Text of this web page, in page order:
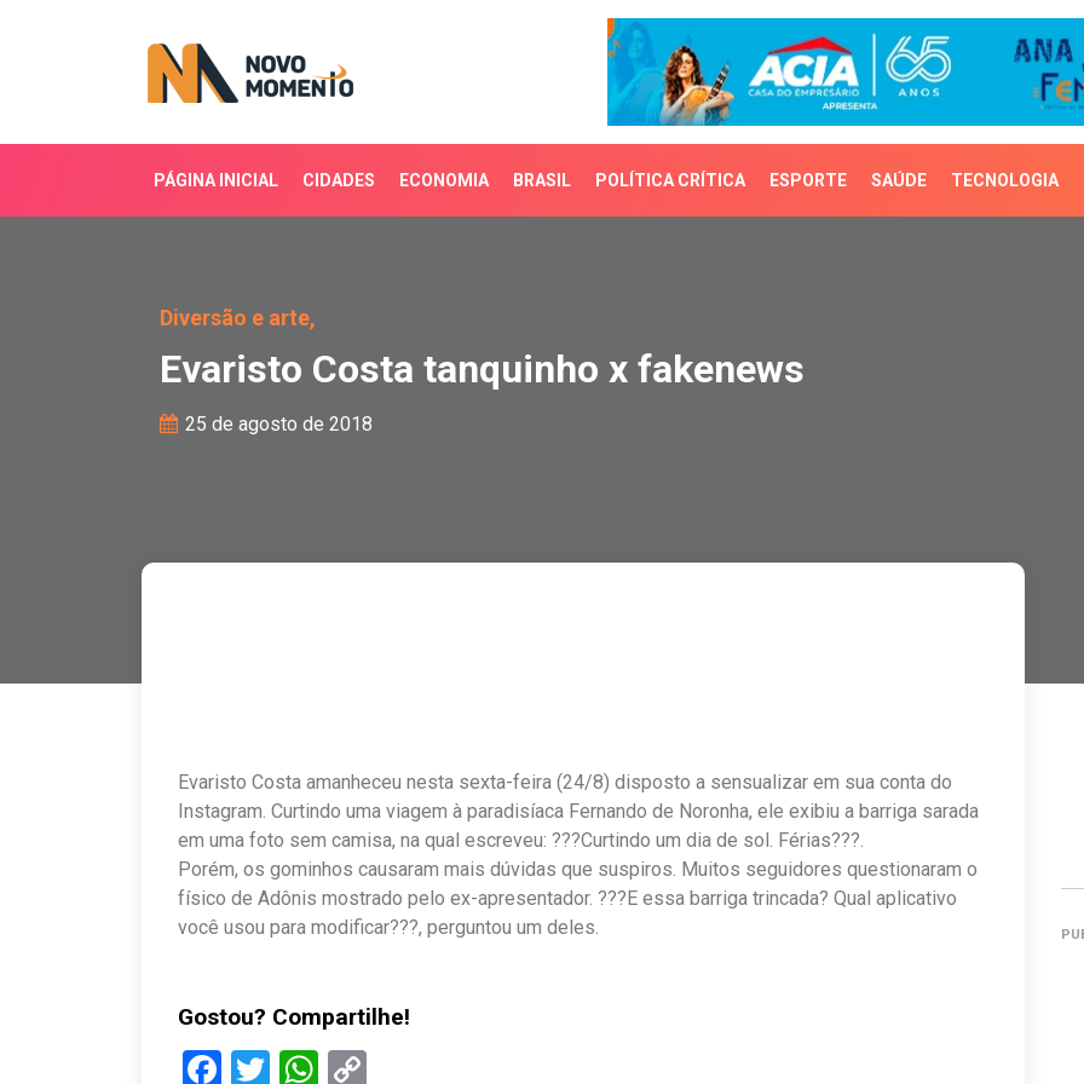
PÁGINA INICIAL CIDADES ECONOMIA BRASIL POLÍTICA CRÍTICA ESPORTE SAÚDE TECNOLOGIA
Diversão e arte,
Evaristo Costa tanquinho x fakenews
25 de agosto de 2018
Evaristo Costa amanheceu nesta sexta-feira (24/8) disposto a sensualizar em sua conta do
Instagram. Curtindo uma viagem à paradisíaca Fernando de Noronha, ele exibiu a barriga sarada
em uma foto sem camisa, na qual escreveu: ???Curtindo um dia de sol. Férias???.
Porém, os gominhos causaram mais dúvidas que suspiros. Muitos seguidores questionaram o
físico de Adônis mostrado pelo ex-apresentador. ???E essa barriga trincada? Qual aplicativo
você usou para modificar???, perguntou um deles.
Gostou? Compartilhe!
Facebook
TwitterWhatsApp